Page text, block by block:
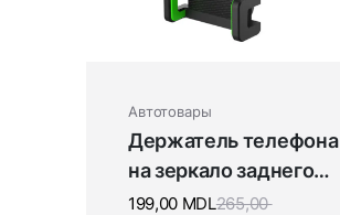
Автотовары
Держатель телефона
на зеркало заднего
вида
265,00
199,00 MDL